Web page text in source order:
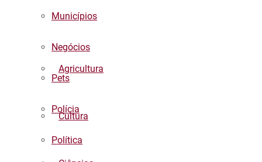
Agricultura
Cultura
Municípios
Negócios
Pets
Polícia
Política